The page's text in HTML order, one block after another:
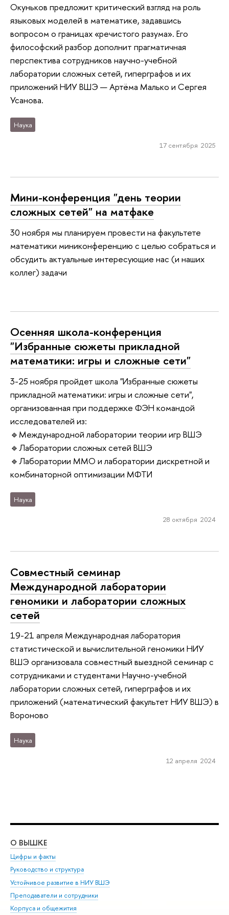
Окуньков предложит критический взгляд на роль
языковых моделей в математике, задавшись
вопросом о границах «речистого разума». Его
философский разбор дополнит прагматичная
перспектива сотрудников научно-учебной
лаборатории сложных сетей, гиперграфов и их
приложений НИУ ВШЭ — Артёма Малько и Сергея
Усанова.
Наука
17 сентября 2025
Мини-конференция "день теории
сложных сетей" на матфаке
30 ноября мы планируем провести на факультете
математики миниконференцию с целью собраться и
обсудить актуальные интересующие нас (и наших
коллег) задачи
Осенняя школа-конференция
"Избранные сюжеты прикладной
математики: игры и сложные сети"
3-25 ноября пройдет школа "Избранные сюжеты
прикладной математики: игры и сложные сети",
организованная при поддержке ФЭН командой
исследователей из:
🔹Международной лаборатории теории игр ВШЭ
🔹Лаборатории сложных сетей ВШЭ
🔹Лаборатории ММО и лаборатории дискретной и
комбинаторной оптимизации МФТИ
Наука
28 октября 2024
Совместный семинар
Международной лаборатории
геномики и лаборатории сложных
сетей
19-21 апреля Международная лаборатория
статистической и вычислительной геномики НИУ
ВШЭ организовала совместный выездной семинар с
сотрудниками и студентами Научно-учебной
лаборатории сложных сетей, гиперграфов и их
приложений (математический факультет НИУ ВШЭ) в
Вороново
Наука
12 апреля 2024
О ВЫШКЕ
Цифры и факты
Руководство и структура
Устойчивое развитие в НИУ ВШЭ
Преподаватели и сотрудники
Корпуса и общежития